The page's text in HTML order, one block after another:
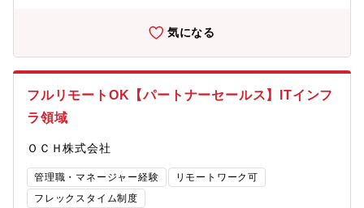
気になる
フルリモートOK【パートナーセールス】ITインフ
ラ領域
ＯＣＨ株式会社
管理職・マネージャー経験
リモートワーク可
フレックスタイム制度